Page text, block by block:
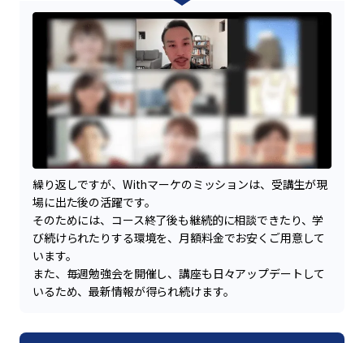
繰り返しですが、Withマーケのミッションは、受講生が現
場に出た後の活躍です。
そのためには、コース終了後も継続的に相談できたり、学
び続けられたりする環境を、月額料金でお安くご用意して
います。
また、毎週勉強会を開催し、講座も日々アップデートして
いるため、最新情報が得られ続けます。